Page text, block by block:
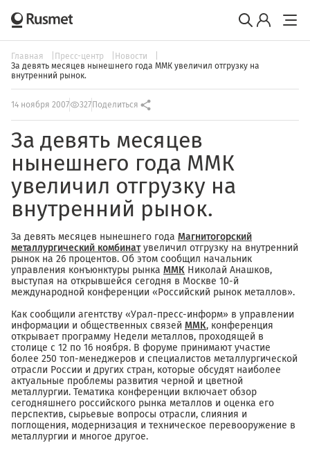
Главная Пресс-центр
Новости
За девять месяцев нынешнего года ММК увеличил отгрузку на
внутренний рынок.
14 ноября 2007 327 Поделиться
За девять месяцев
нынешнего года ММК
увеличил отгрузку на
внутренний рынок.
За девять месяцев нынешнего года Магнитогорский
металлургический комбинатувеличил отгрузку на внутренний
рынок на 26 процентов. Об этом сообщил начальник
управления конъюнктуры рынка ММК Николай Анашков,
выступая на открывшейся сегодня в Москве 10-й
международной конференции «Российский рынок металлов».
Как сообщили агентству «Урал-пресс-информ» в управлении
информации и общественных связей ММК, конференция
открывает программу Недели металлов, проходящей в
столице с 12 по 16 ноября. В форуме принимают участие
более 250 топ-менеджеров и специалистов металлургической
отрасли России и других стран, которые обсудят наиболее
актуальные проблемы развития черной и цветной
металлургии. Тематика конференции включает обзор
сегодняшнего российского рынка металлов и оценка его
перспектив, сырьевые вопросы отрасли, слияния и
поглощения, модернизация и техническое перевооружение в
металлургии и многое другое.